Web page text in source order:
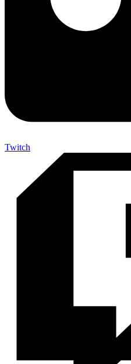
Twitch